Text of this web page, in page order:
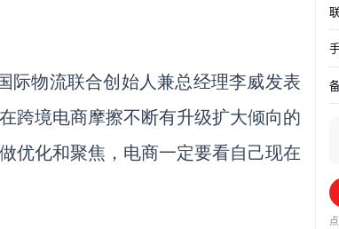
际物流联合创始人兼总经理李威发表
跨境电商摩擦不断有升级扩大倾向的
优化和聚焦，电商一定要看自己现在